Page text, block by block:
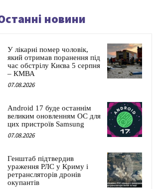
новини
У лікарні помер чоловік,
який отримав поранення під
час обстрілу Києва 5 серпня
– КМВА
07.08.2026
Android 17 буде останнім
великим оновленням ОС для
цих пристроїв Samsung
07.08.2026
Генштаб підтвердив
ураження РЛС у Криму і
ретрансляторів дронів
окупантів